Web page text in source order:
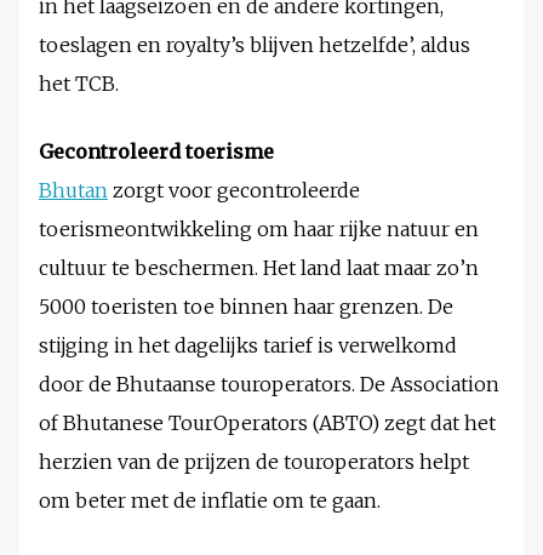
in het laagseizoen en de andere kortingen,
toeslagen en royalty’s blijven hetzelfde’, aldus
het TCB.
Gecontroleerd toerisme
Bhutan zorgt voor gecontroleerde
toerismeontwikkeling om haar rijke natuur en
cultuur te beschermen. Het land laat maar zo’n
5000 toeristen toe binnen haar grenzen. De
stijging in het dagelijks tarief is verwelkomd
door de Bhutaanse touroperators. De Association
of Bhutanese TourOperators (ABTO) zegt dat het
herzien van de prijzen de touroperators helpt
om beter met de inflatie om te gaan.